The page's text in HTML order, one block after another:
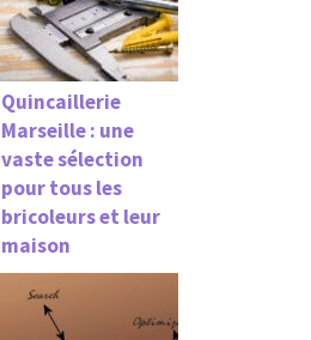
Quincaillerie
Marseille : une
vaste sélection
pour tous les
bricoleurs et leur
maison